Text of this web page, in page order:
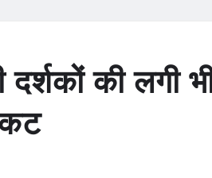
दर्शकों की